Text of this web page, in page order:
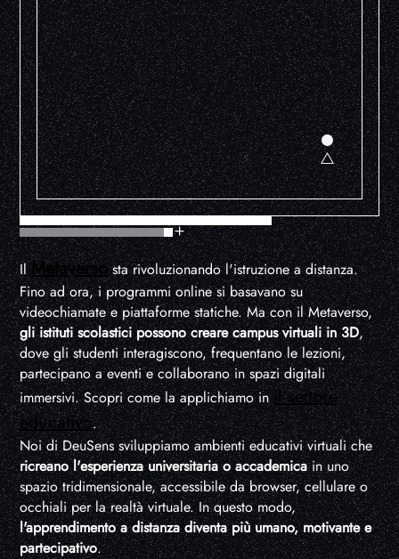
IlMetaverso sta rivoluzionando l'istruzione a distanza.
Fino ad ora, i programmi online si basavano su
videochiamate e piattaforme statiche. Ma con il Metaverso,
gli istituti scolastici possono creare campus virtuali in 3D,
dove gli studenti interagiscono, frequentano le lezioni,
partecipano a eventi e collaborano in spazi digitali
immersivi. Scopri come la applichiamo inil settore
educativo.
Noi di DeuSens sviluppiamo ambienti educativi virtuali che
ricreano l'esperienza universitaria o accademicain uno
spazio tridimensionale, accessibile da browser, cellulare o
occhiali per la realtà virtuale. In questo modo,
l'apprendimento a distanza diventa più umano, motivante e
partecipativo.